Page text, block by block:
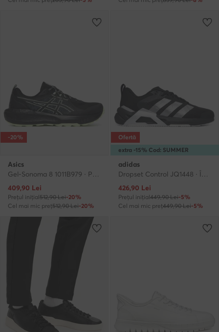
-20%
Asics
Gel-Sonoma 8 1011B979 · Pantofi pentru alergare
Prețul actual
409,90 Lei
Prețul inițial512,90 Lei-20%
Cel mai mic preț512,90 Lei-20%
extra -15% Cod: SUMMER
Ofertă
adidas
Dropset Control JQ1448 · Încălțăminte pentru sală
Prețul actual
426,90 Lei
Prețul inițial449,90 Lei-5%
Cel mai mic preț449,90 Lei-5%